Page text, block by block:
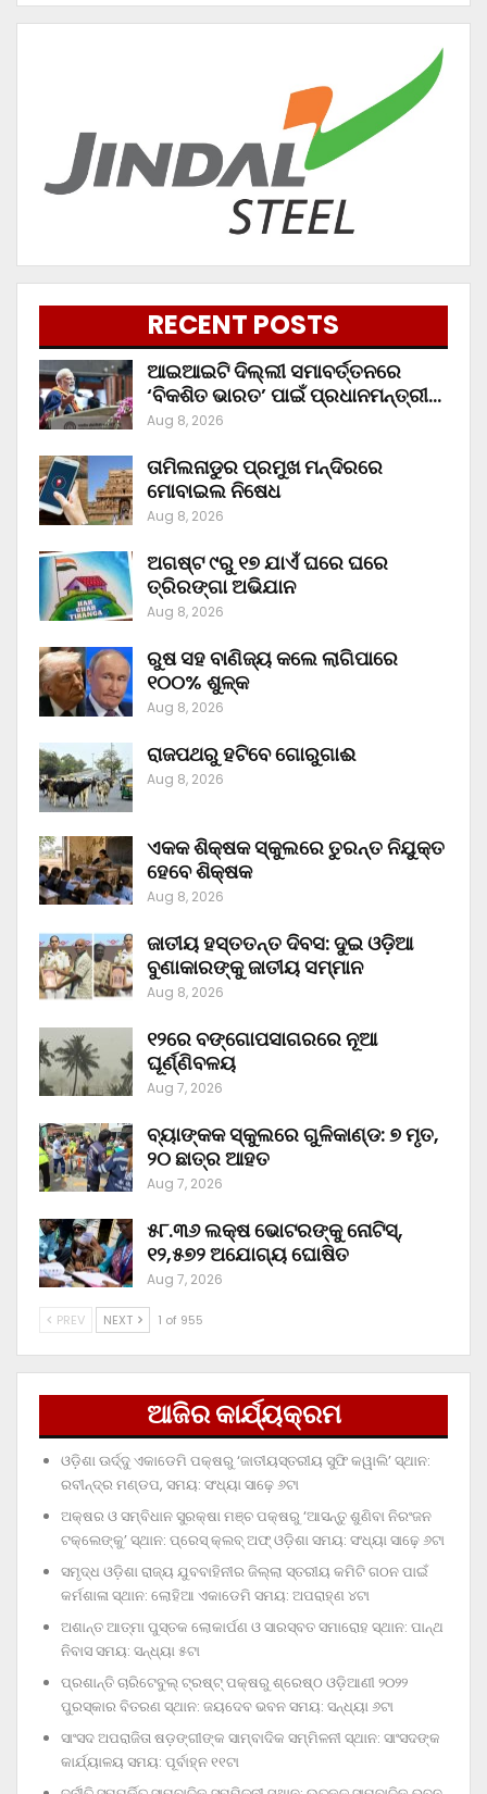
RECENT POSTS
ଆଇଆଇଟି ଦିଲ୍ଲୀ ସମାବର୍ତ୍ତନରେ
‘ବିକଶିତ ଭାରତ’ ପାଇଁ ପ୍ରଧାନମନ୍ତ୍ରୀ…
Aug 8, 2026
ତାମିଲନାଡୁର ପ୍ରମୁଖ ମନ୍ଦିରରେ
ମୋବାଇଲ ନିଷେଧ
Aug 8, 2026
ଅଗଷ୍ଟ ୯ରୁ ୧୭ ଯାଏଁ ଘରେ ଘରେ
ତ୍ରିରଙ୍ଗା ଅଭିଯାନ
Aug 8, 2026
ରୁଷ ସହ ବାଣିଜ୍ୟ କଲେ ଲାଗିପାରେ
୧୦୦% ଶୁଳ୍କ
Aug 8, 2026
ରାଜପଥରୁ ହଟିବେ ଗୋରୁଗାଈ
Aug 8, 2026
ଏକକ ଶିକ୍ଷକ ସ୍କୁଲରେ ତୁରନ୍ତ ନିଯୁକ୍ତ
ହେବେ ଶିକ୍ଷକ
Aug 8, 2026
ଜାତୀୟ ହସ୍ତତନ୍ତ ଦିବସ: ଦୁଇ ଓଡ଼ିଆ
ବୁଣାକାରଙ୍କୁ ଜାତୀୟ ସମ୍ମାନ
Aug 8, 2026
୧୨ରେ ବଙ୍ଗୋପସାଗରରେ ନୂଆ
ଘୂର୍ଣ୍ଣିବଳୟ
Aug 7, 2026
ବ୍ୟାଙ୍କକ ସ୍କୁଲରେ ଗୁଳିକାଣ୍ଡ: ୭ ମୃତ,
୨୦ ଛାତ୍ର ଆହତ
Aug 7, 2026
୫୮.୩୬ ଲକ୍ଷ ଭୋଟରଙ୍କୁ ନୋଟିସ୍‌,
୧୨,୫୭୨ ଅଯୋଗ୍ୟ ଘୋଷିତ
Aug 7, 2026
PREV NEXT 1 of 955
ଆଜିର କାର୍ଯ୍ୟକ୍ରମ
ଓଡ଼ିଶା ଊର୍ଦ୍ଦୁ ଏକାଡେମି ପକ୍ଷରୁ ‘ଜାତୀୟସ୍ତରୀୟ ସୁଫି କୱାଲି’ ସ୍ଥାନ:
ରବୀନ୍ଦ୍ର ମଣ୍ଡପ, ସମୟ: ସଂଧ୍ୟା ସାଢ଼େ ୬ଟା
ଅକ୍ଷର ଓ ସମ୍ବିଧାନ ସୁରକ୍ଷା ମଞ୍ଚ ପକ୍ଷରୁ ‘ଆସନ୍ତୁ ଶୁଣିବା ନିରଂଜନ
ଟକ୍‌ଲେଙ୍କୁ’ ସ୍ଥାନ: ପ୍ରେସ୍‌ କ୍ଲବ୍‌ ଅଫ୍‌ ଓଡ଼ିଶା ସମୟ: ସଂଧ୍ୟା ସାଢ଼େ ୬ଟା
ସମୃଦ୍ଧ ଓଡ଼ିଶା ରାଜ୍ୟ ଯୁବବାହିନୀର ଜିଲ୍ଲା ସ୍ତରୀୟ କମିଟି ଗଠନ ପାଇଁ
କର୍ମଶାଳା ସ୍ଥାନ: ଲୋହିଆ ଏକାଡେମି ସମୟ: ଅପରାହ୍‌ଣ ୪ଟା
ଅଶାନ୍ତ ଆତ୍ମା ପୁସ୍ତକ ଲୋକାର୍ପଣ ଓ ସାରସ୍ବତ ସମାରୋହ ସ୍ଥାନ: ପାନ୍ଥ
ନିବାସ ସମୟ: ସନ୍ଧ୍ୟା ୫ଟା
ପ୍ରଶାନ୍ତି ଚାରିଟେବୁଲ୍‌ ଟ୍ରଷ୍ଟ୍‌ ପକ୍ଷରୁ ଶ୍ରେଷ୍ଠ ଓଡ଼ିଆଣୀ ୨୦୨୨
ପୁରସ୍କାର ବିତରଣ ସ୍ଥାନ: ଜୟଦେବ ଭବନ ସମୟ: ସନ୍ଧ୍ୟା ୬ଟା
ସାଂସଦ ଅପରାଜିତା ଷଡ଼ଙ୍ଗୀଙ୍କ ସାମ୍ବାଦିକ ସମ୍ମିଳନୀ ସ୍ଥାନ: ସାଂସଦଙ୍କ
କାର୍ଯ୍ୟାଳୟ ସମୟ: ପୂର୍ବାହ୍ନ ୧୧ଟା